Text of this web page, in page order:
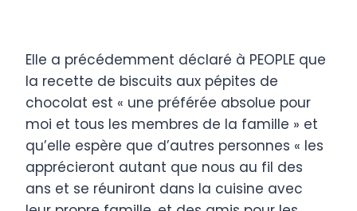
Elle a précédemment déclaré à PEOPLE que
la recette de biscuits aux pépites de
chocolat est « une préférée absolue pour
moi et tous les membres de la famille » et
qu’elle espère que d’autres personnes « les
apprécieront autant que nous au fil des
ans et se réuniront dans la cuisine avec